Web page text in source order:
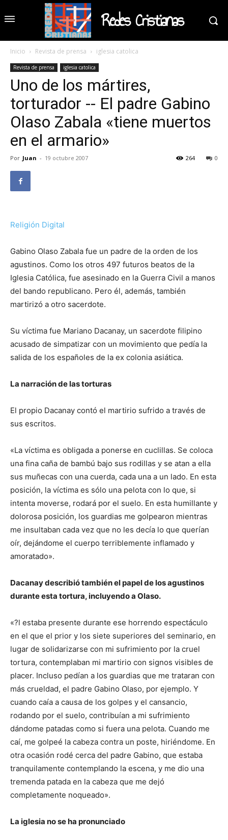
Redes Cristianas
Inicio Revista de prensa iglesia catolica
Revista de prensa iglesia catolica
Uno de los mártires,
torturador -- El padre Gabino
Olaso Zabala «tiene muertos
en el armario»
Por Juan - 19 octubre 2007 0
264
Religión Digital
Gabino Olaso Zabala fue un padre de la orden de los
agustinos. Como los otros 497 futuros beatos de la
Iglesia Católica, fue asesinado en la Guerra Civil a manos
del bando republicano. Pero él, además, también
martirizó a otro sacerdote.
Su víctima fue Mariano Dacanay, un sacerdote filipino
acusado de simpatizar con un movimiento que pedía la
salida de los españoles de la ex colonia asiática.
La narración de las torturas
El propio Dacanay contó el martirio sufrido a través de
sus escritos.
«La víctima es obligada a ponerse en cuclillas. Se coloca
una fina caña de bambú bajo sus rodillas y se atan a ella
sus muñecas con una cuerda, cada una a un lado. En esta
posición, la víctima es sólo una pelota con lo que, si
intenta moverse, rodará por el suelo. En esta humillante y
dolorosa posición, los guardias me golpearon mientras
me insultaban cada vez que no les decía lo que querían
oír, dejándome el cuerpo terriblemente inflamado y
amoratado».
Dacanay describió también el papel de los agustinos
durante esta tortura, incluyendo a Olaso.
«?l estaba presente durante ese horrendo espectáculo
en el que el prior y los siete superiores del seminario, en
lugar de solidarizarse con mi sufrimiento por la cruel
tortura, contemplaban mi martirio con signos visibles de
placer. Incluso pedían a los guardias que me trataran con
más crueldad, el padre Gabino Olaso, por ejemplo. Y
cuando caía a causa de los golpes y el cansancio,
rodando por el suelo, contribuían a mi sufrimiento
dándome patadas como si fuera una pelota. Cuando me
caí, me golpeé la cabeza contra un poste, hiriéndome. En
otra ocasión rodé cerca del padre Gabino, que estaba
tranquilamente contemplando la escena, y me dio una
tremenda patada en la cabeza que me dejó
completamente noqueado».
La iglesia no se ha pronunciado